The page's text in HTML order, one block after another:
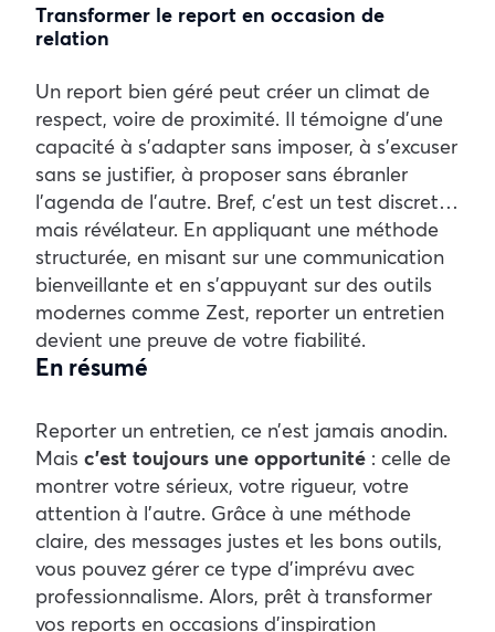
Transformer le report en occasion de
relation
Un report bien géré peut créer un climat de
respect, voire de proximité. Il témoigne d’une
capacité à s’adapter sans imposer, à s’excuser
sans se justifier, à proposer sans ébranler
l’agenda de l’autre. Bref, c’est un test discret…
mais révélateur. En appliquant une méthode
structurée, en misant sur une communication
bienveillante et en s’appuyant sur des outils
modernes comme Zest, reporter un entretien
devient une preuve de votre fiabilité.
En résumé
Reporter un entretien, ce n’est jamais anodin.
Mais c’est toujours une opportunité : celle de
montrer votre sérieux, votre rigueur, votre
attention à l’autre. Grâce à une méthode
claire, des messages justes et les bons outils,
vous pouvez gérer ce type d’imprévu avec
professionnalisme. Alors, prêt à transformer
vos reports en occasions d’inspiration